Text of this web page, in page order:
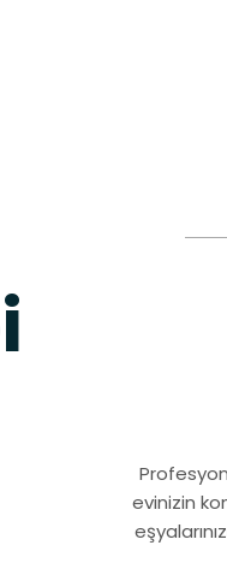
evinizin